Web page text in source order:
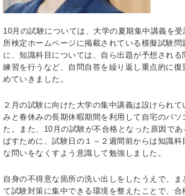
10月の試験については、大学の夏期集中講義を
所検定ホームページに掲載されている模擬試験
に、知識科目については、自ら出題が予想される
練習を行うなど、自問自答を繰り返し重点的に復
めていきました。
２月の試験に向けた大学の集中講義は設けられ
みと春休みの長期休暇期間を利用して自宅のパソ
た。また、10月の試験が不合格となった原因で
ばすために、試験日の１～２週間前からは知識
な問いをなくすよう意識して勉強しました。
自身の不得意な箇所の洗い出しをしたうえで、ま
て試験対策に集中できる環境を整えたことで、